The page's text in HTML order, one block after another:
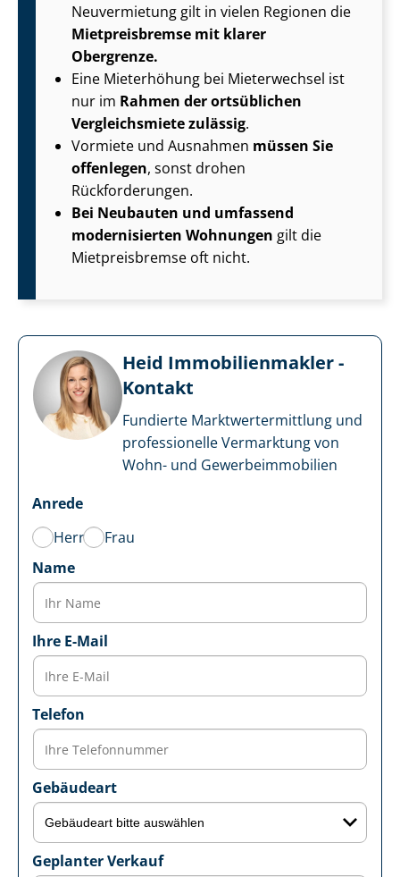
Neuvermietung gilt in vielen Regionen die
Mietpreisbremse mit klarer
Obergrenze.
Eine Mieterhöhung bei Mieterwechsel ist
nur im Rahmen der ortsüblichen
Vergleichsmiete zulässig.
Vormiete und Ausnahmen müssen Sie
offenlegen, sonst drohen
Rückforderungen.
Bei Neubauten und umfassend
modernisierten Wohnungen gilt die
Mietpreisbremse oft nicht.
Heid Im­mo­bi­li­en­mak­ler -
Kontakt
Fundierte Markt­wert­ermitt­lung und
professionelle Vermarktung von
Wohn- und Ge­wer­be­im­mo­bi­li­en
Anrede
Herr
Frau
Name
Ihre E-Mail
Telefon
Gebäudeart
Geplanter Verkauf